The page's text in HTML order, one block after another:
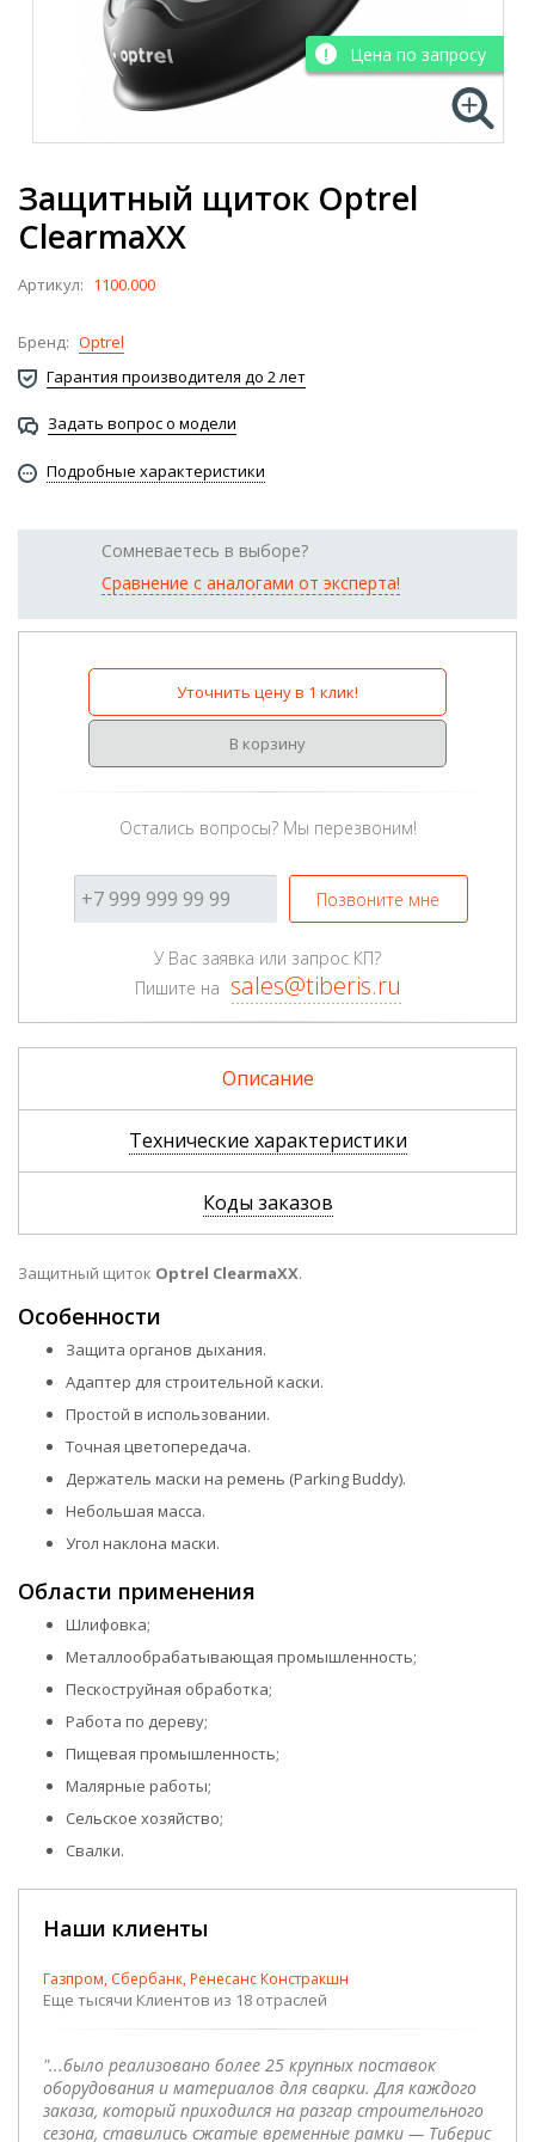
Защитный щиток Optrel
ClearmaXX
Артикул: 1100.000
Бренд: Optrel
Гарантия производителя до 2 лет
Задать вопрос о модели
Подробные характеристики
Сомневаетесь в выборе?
Сравнение с аналогами от эксперта!
Уточнить цену в 1 клик!
В корзину
Остались вопросы? Мы перезвоним!
Позвоните мне
У Вас заявка или запрос КП?
Пишите на sales@tiberis.ru
Цена по запросу
Описание
Технические характеристики
Коды заказов
Защитный щиток Optrel ClearmaXX.
Особенности
Защита органов дыхания.
Адаптер для строительной каски.
Простой в использовании.
Точная цветопередача.
Держатель маски на ремень (Parking Buddy).
Небольшая масса.
Угол наклона маски.
Области применения
Шлифовка;
Металлообрабатывающая промышленность;
Пескоструйная обработка;
Работа по дереву;
Пищевая промышленность;
Малярные работы;
Сельское хозяйство;
Свалки.
Наши клиенты
Газпром, Сбербанк, Ренесанс Констракшн
Еще тысячи Клиентов из 18 отраслей
"...было реализовано более 25 крупных поставок
оборудования и материалов для сварки. Для каждого
заказа, который приходился на разгар строительного
сезона, ставились сжатые временные рамки — Тиберис